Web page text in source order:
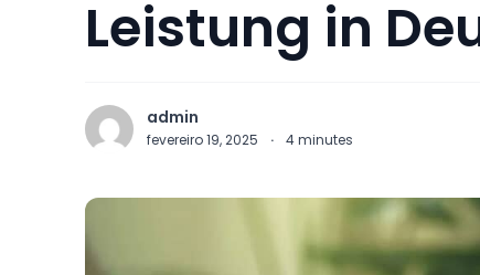
Leistung in
admin
fevereiro 19, 2025 · 4minutes